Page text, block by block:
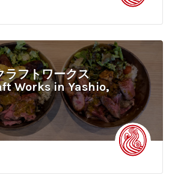
ラフトワークス
Works in Yashio,